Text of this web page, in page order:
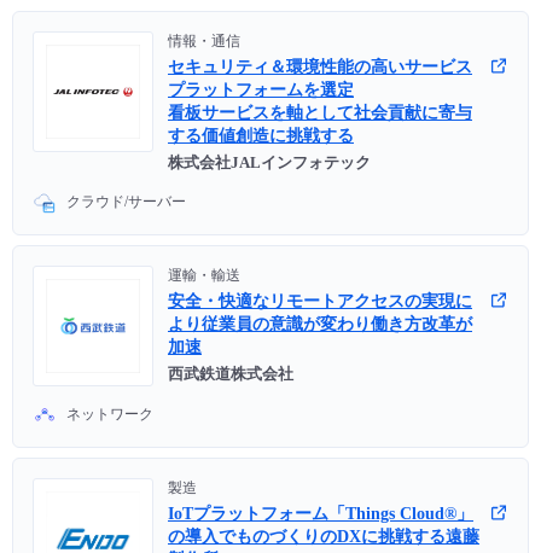
クラウド/サーバー
ネットワーク
IoT
データ利活用
クラウド/サーバー
ネットワーク
モニタリング/監査
すべてのメニューを見る
料金シミュレーター
データ利活用
ネットワーク
ご利用開始ガイド
■ 管理機能
■ セットアップガイド
- 新規お申し込み方法
- ユーザー機能の管理
- セキュリティ・監査
- データと分析
- IoT
- マルチクラウド利用
サービス稼働状況
故障/メンテナンス履歴
定期メンテナンス
販売パートナー向けプログラム
協業パートナー
トレーニング/操作動画
情報・通信
セキュリティ＆環境性能の高いサービス
プラットフォームを選定
看板サービスを軸として社会貢献に寄与
する価値創造に挑戦する
株式会社JALインフォテック
クラウド/サーバー
運輸・輸送
安全・快適なリモートアクセスの実現に
より従業員の意識が変わり働き方改革が
加速
西武鉄道株式会社
ネットワーク
製造
IoTプラットフォーム「Things Cloud®」
の導入でものづくりのDXに挑戦する遠藤